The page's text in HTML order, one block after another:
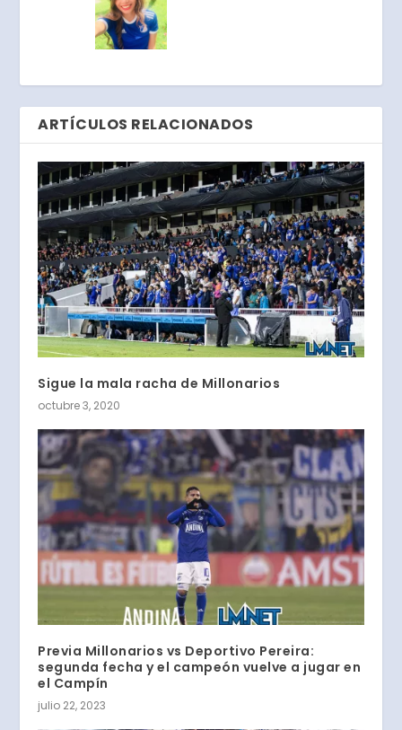
ARTÍCULOS RELACIONADOS
Sigue la mala racha de Millonarios
octubre 3, 2020
Previa Millonarios vs Deportivo Pereira:
segunda fecha y el campeón vuelve a jugar en
el Campín
julio 22, 2023